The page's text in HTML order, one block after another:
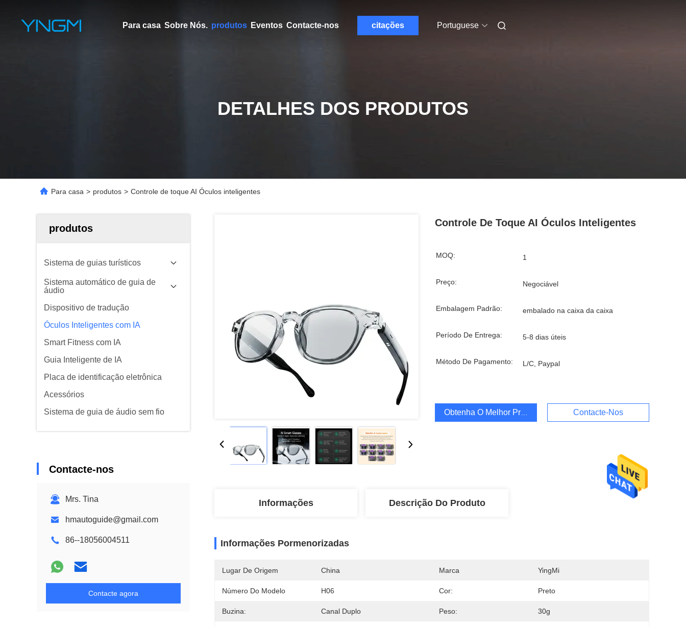
Para casa Sobre Nós. produtos Eventos Contacte-nos citações Portuguese
DETALHES DOS PRODUTOS
Para casa > produtos > Controle de toque AI Óculos inteligentes
produtos
Sistema de guias turísticos
Sistema automático de guia de
áudio
Dispositivo de tradução
Óculos Inteligentes com IA
Smart Fitness com IA
Guia Inteligente de IA
Placa de identificação eletrônica
Acessórios
Sistema de guia de áudio sem fio
Contacte-nos
Mrs. Tina
hmautoguide@gmail.com
86--18056004511
Contacte agora
Controle De Toque AI Óculos Inteligentes
MOQ: 1
Preço: Negociável
Embalagem Padrão: embalado na caixa da caixa
Período De Entrega: 5-8 dias úteis
Método De Pagamento: L/C, Paypal
Obtenha O Melhor Preço Contacte-Nos
Informações Descrição Do Produto
Informações Pormenorizadas
Lugar De Origem China Marca YingMi
Número Do Modelo H06 Cor: Preto
Buzina: Canal Duplo Peso: 30g